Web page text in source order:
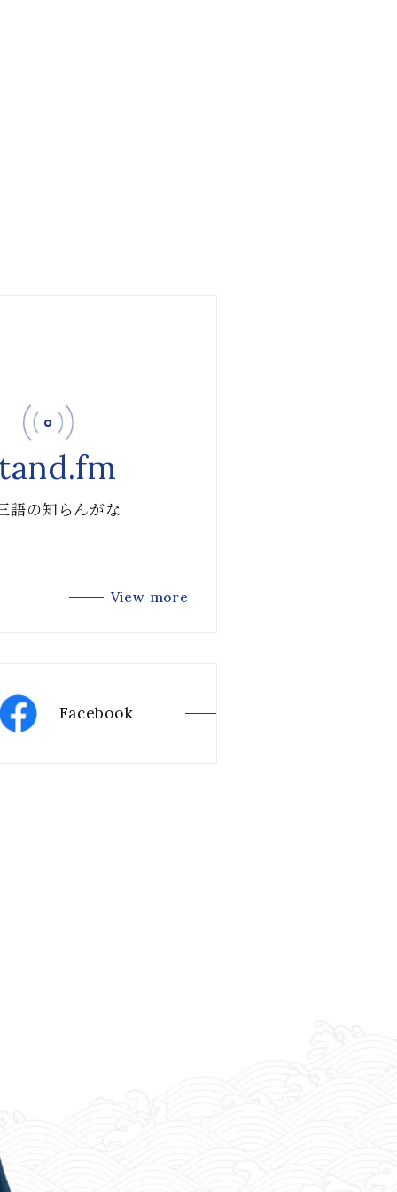
語の知らんがな
View more
Facebook